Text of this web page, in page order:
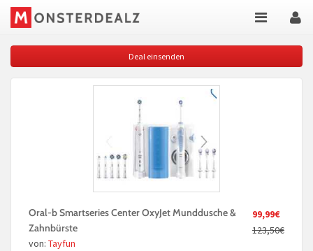
Deal einsenden
99,99€
123,50€
Oral-b Smartseries Center OxyJet Munddusche &
Zahnbürste
von: Tayfun